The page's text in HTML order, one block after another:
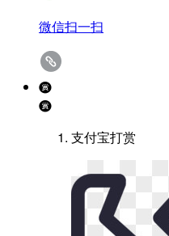
微信扫一扫
支付宝打赏